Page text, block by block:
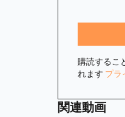
購読するこ
れます プラ
関連動画